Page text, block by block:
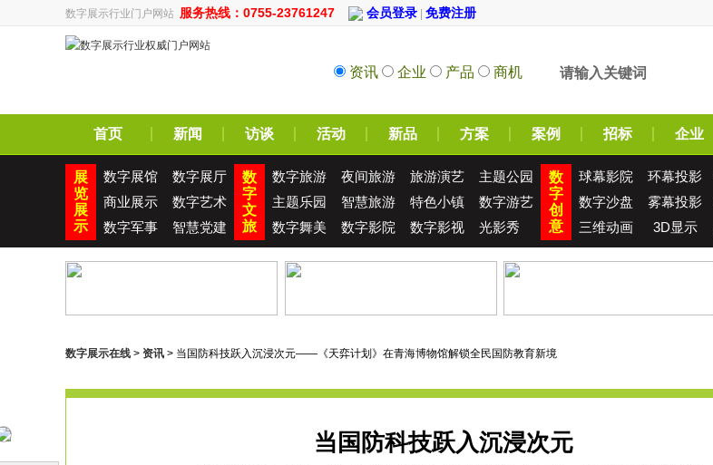
数字展示行业门户网站 服务热线：0755-23761247 会员登录 免费注册
资讯 企业 产品 商机
首页 新闻 访谈 活动 新品 方案 案例 招标 企业
展
览
展
示
数字展馆
数字展厅
商业展示
数字艺术
数字军事
智慧党建
数
字
文
旅
数字旅游 夜间旅游 旅游演艺
主题公园
主题乐园
智慧旅游 特色小镇
数字游艺
数字舞美
数字影院 数字影视 光影秀
数
字
创
意
球幕影院 环幕投影
数字沙盘
雾幕投影
三维动画
3D显示
数字展示在线 > 资讯 > 当国防科技跃入沉浸次元——《天弈计划》在青海博物馆解锁全民国防教育新境
当国防科技跃入沉浸次元